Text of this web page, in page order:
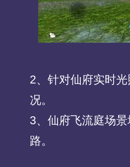
2、针对仙府实时
况。
3、仙府飞流庭场
路。